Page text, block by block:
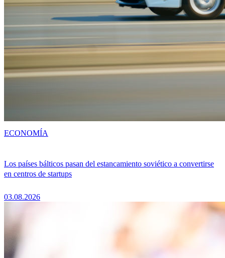
Los países bálticos pasan del estancamiento soviético a convertirse
en centros de startups
03.08.2026
ECONOMÍA